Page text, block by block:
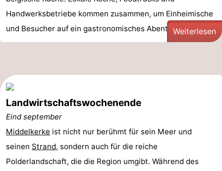
Handwerksbetriebe kommen zusammen, um Einheimische
und Besucher auf ein gastronomisches Abenteuer zu ...
Weiterlesen
Landwirtschaftswochenende
Eind september
Middelkerke ist nicht nur berühmt für sein Meer und
seinen Strand, sondern auch für die reiche
Polderlandschaft, die die Region umgibt. Während des